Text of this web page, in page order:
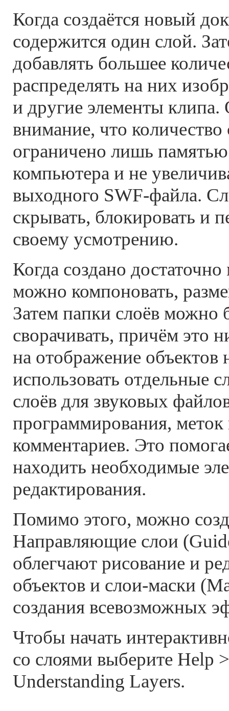
Когда создаётся новый
содержится один слой.
добавлять большее
распределять на них
и другие элементы клипа.
внимание, что количество
ограничено лишь
компьютера и не
выходного SWF-файла.
скрывать, блокировать и
своему усмотрению.
Когда создано
можно компоновать,
Затем папки слоёв можно
сворачивать, причём это
на отображение объектов
использовать отдельные
слоёв для звуковых
программирования, меток
комментариев. Это
находить необходимые
редактирования.
Помимо этого, можно
Направляющие слои
облегчают рисование и
объектов и слои-маски
создания всевозможных
Чтобы начать
со слоями выберите Help
Understanding Layers.